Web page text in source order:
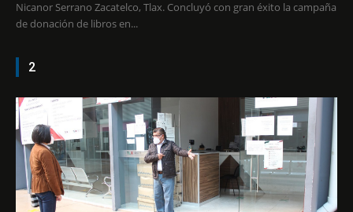
Nicanor Serrano Zacatelco, Tlax. Concluyó con gran éxito la campaña
de donación de libros en...
2